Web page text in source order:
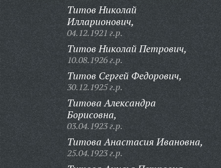
Титов Николай
Илларионович,
04.12.1921 г.р.
Титов Николай Петрович,
10.08.1926 г.р.
Титов Сергей Федорович,
30.12.1925 г.р.
Титова Александра
Борисовна,
03.04.1923 г.р.
Титова Анастасия Ивановна,
25.04.1923 г.р.